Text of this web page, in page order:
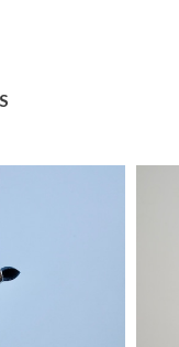
だき、次に
せていただき
ものがずっと
これだ！！
愛いとカッコ
使っていって